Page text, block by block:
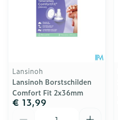
Lansinoh
Lansinoh Borstschilden
Comfort Fit 2x36mm
€ 13,99